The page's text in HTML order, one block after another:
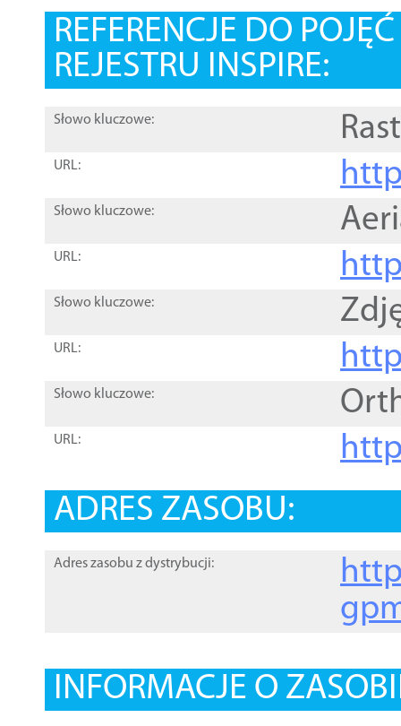
REFERENCJE DO
REJESTRU INSPIRE:
Słowo kluczowe:
URL:
Słowo kluczowe:
URL:
Słowo kluczowe:
URL:
Słowo kluczowe:
URL:
ADRES ZASOBU:
Adres zasobu z dystrybucji:
INFORMACJE O